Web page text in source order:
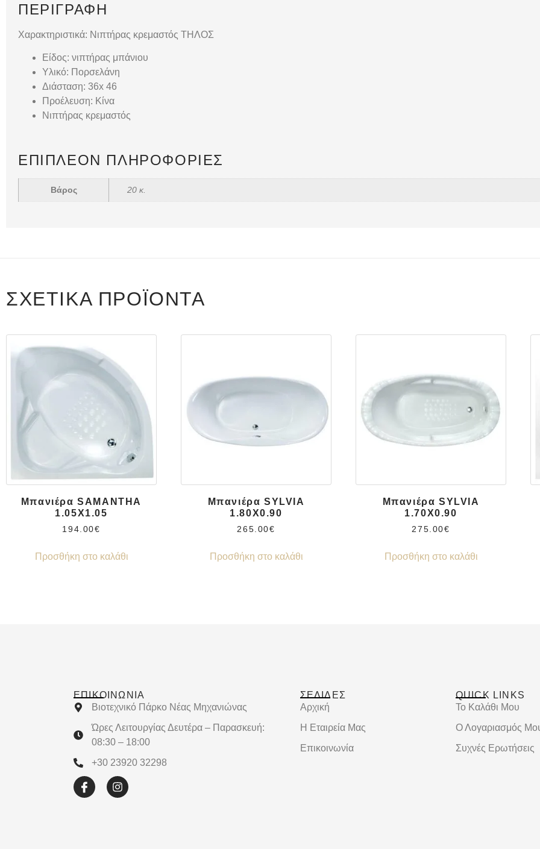
ΠΕΡΙΓΡΑΦΉ
Χαρακτηριστικά: Νιπτήρας κρεμαστός ΤΗΛΟΣ
Είδος: νιπτήρας μπάνιου
Υλικό: Πορσελάνη
Διάσταση: 36x 46
Προέλευση: Κίνα
Νιπτήρας κρεμαστός
ΕΠΙΠΛΈΟΝ ΠΛΗΡΟΦΟΡΊΕΣ
Βάρος 20 κ.
ΣΧΕΤΙΚΆ ΠΡΟΪΌΝΤΑ
Μπανιέρα SAMANTHA
1.05X1.05
194.00€
Προσθήκη στο καλάθι
Μπανιέρα SYLVIA
1.80X0.90
265.00€
Προσθήκη στο καλάθι
Μπανιέρα SYLVIA
1.70X0.90
275.00€
Προσθήκη στο καλάθι
ΕΠΙΚΟΙΝΩΝΊΑ
Βιοτεχνικό Πάρκο Νέας Μηχανιώνας
Ώρες Λειτουργίας Δευτέρα – Παρασκευή:
08:30 – 18:00
+30 23920 32298
ΣΕΛΙΔΕΣ
Αρχική
Η Εταιρεία Μας
Επικοινωνία
QUICK LINKS
Το Καλάθι Μου
Ο Λογαριασμός
Συχνές Ερωτήσεις